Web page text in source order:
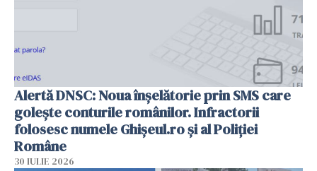
Alertă DNSC: Noua înșelătorie prin SMS care
golește conturile românilor. Infractorii
folosesc numele Ghișeul.ro și al Poliției
Române
30 IULIE 2026